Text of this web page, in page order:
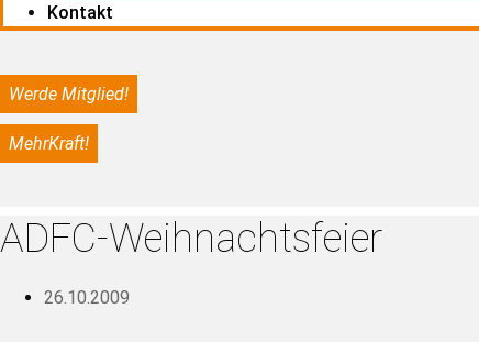
Kontakt
Werde Mitglied!
MehrKraft!
ADFC-Weihnachtsfeier
26.10.2009